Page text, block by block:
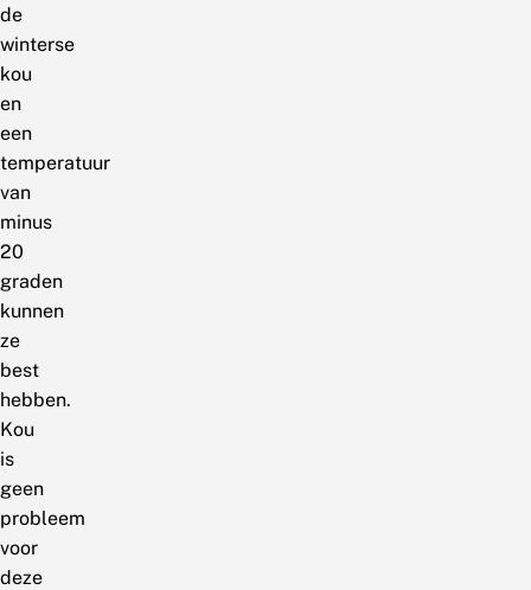
de
winterse
kou
en
een
temperatuur
van
minus
20
graden
kunnen
ze
best
hebben.
Kou
is
geen
probleem
voor
deze